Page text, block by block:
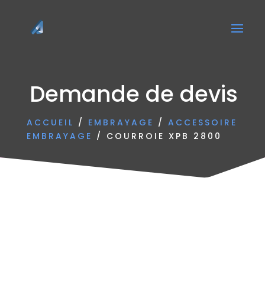
Demande de devis
ACCUEIL / EMBRAYAGE / ACCESSOIRE
EMBRAYAGE / COURROIE XPB 2800